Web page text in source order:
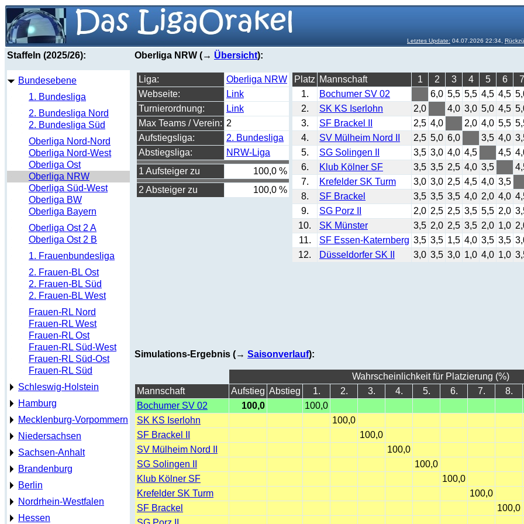
Letztes Update: 04.07.2026 22:34,
Staffeln (2025/26):
Bundesebene
1. Bundesliga
2. Bundesliga Nord
2. Bundesliga Süd
Oberliga Nord-Nord
Oberliga Nord-West
Oberliga Ost
Oberliga NRW
Oberliga Süd-West
Oberliga BW
Oberliga Bayern
Oberliga Ost 2 A
Oberliga Ost 2 B
1. Frauenbundesliga
2. Frauen-BL Ost
2. Frauen-BL Süd
2. Frauen-BL West
Frauen-RL Nord
Frauen-RL West
Frauen-RL Ost
Frauen-RL Süd-West
Frauen-RL Süd-Ost
Frauen-RL Süd
Schleswig-Holstein
Hamburg
Mecklenburg-Vorpommern
Niedersachsen
Sachsen-Anhalt
Brandenburg
Berlin
Nordrhein-Westfalen
Hessen
Oberliga NRW (→ Übersicht):
Liga:
Oberliga NRW
Webseite:
Link
Turnierordnung:
Link
Max Teams / Verein: 2
Aufstiegsliga:
2. Bundesliga
Abstiegsliga:
NRW-Liga
1 Aufsteiger zu
100,0 %
2 Absteiger zu
100,0 %
Platz Mannschaft 1 2 3 4 5 6 7
1.
Bochumer SV 02 6,0 5,5 5,5 4,5 4,5
2.
SK KS Iserlohn 2,0 4,0 3,0 5,0 4,5
3.
SF Brackel II 2,5 4,0 2,0 4,0 5,5
4.
SV Mülheim Nord II 2,5 5,0 6,0 3,5 4,0
5.
SG Solingen II 3,5 3,0 4,0 4,5 4,5
6.
Klub Kölner SF 3,5 3,5 2,5 4,0 3,5
7.
Krefelder SK Turm 3,0 3,0 2,5 4,5 4,0 3,5
8.
SF Brackel 3,5 3,5 3,5 4,0 2,0 4,0
9.
SG Porz II 2,0 2,5 2,5 3,5 5,5 2,0
10.
SK Münster 3,5 2,0 2,5 3,5 2,0 1,0
11.
SF Essen-Katernberg 3,5 3,5 1,5 4,0 3,5 3,5
12.
Düsseldorfer SK II 3,0 3,5 3,0 1,0 4,0 1,0
Simulations-Ergebnis (→ Saisonverlauf):
Wahrscheinlichkeit für Platzierung (%)
Mannschaft
Aufstieg Abstieg 1. 2. 3. 4. 5. 6. 7. 8.
Bochumer SV 02
100,0
100,0
SK KS Iserlohn
100,0
SF Brackel II
100,0
SV Mülheim Nord II
100,0
SG Solingen II
100,0
Klub Kölner SF
100,0
Krefelder SK Turm
100,0
SF Brackel
100,0